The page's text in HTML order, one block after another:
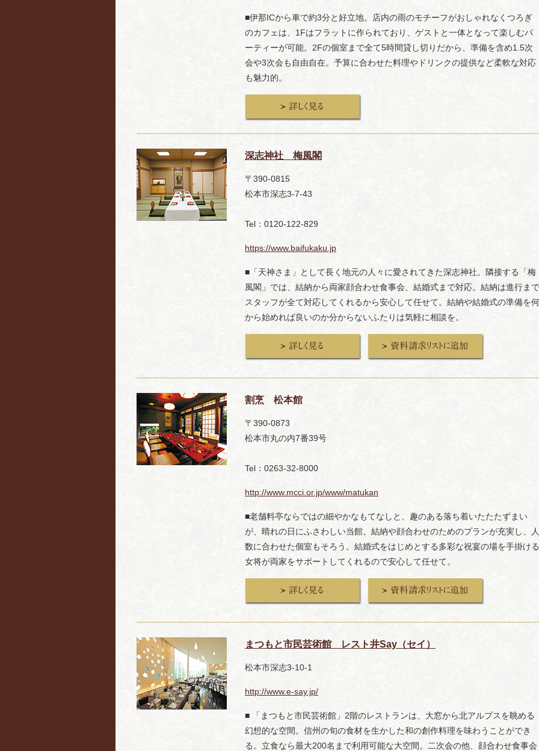
■伊那ICから車で約3分と好立地。店内の雨のモチーフがおしゃれなくつろぎ
のカフェは、1Fはフラットに作られており、ゲストと一体となって楽しむパ
ーティーが可能。2Fの個室まで全て5時間貸し切りだから、準備を含め1.5次
会や3次会も自由自在。予算に合わせた料理やドリンクの提供など柔軟な対応
も魅力的。
深志神社 梅風閣
〒390-0815
松本市深志3-7-43
Tel：0120-122-829
https://www.baifukaku.jp
■「天神さま」として長く地元の人々に愛されてきた深志神社。隣接する「梅
風閣」では、結納から両家顔合わせ食事会、結婚式まで対応。結納は進行まで
スタッフが全て対応してくれるから安心して任せて。結納や結婚式の準備を何
から始めれば良いのか分からないふたりは気軽に相談を。
割烹 松本館
〒390-0873
松本市丸の内7番39号
Tel：0263-32-8000
http://www.mcci.or.jp/www/matukan
■老舗料亭ならではの細やかなもてなしと、趣のある落ち着いたたたずまい
が、晴れの日にふさわしい当館。結納や顔合わせのためのプランが充実し、人
数に合わせた個室もそろう。結婚式をはじめとする多彩な祝宴の場を手掛ける
女将が両家をサポートしてくれるので安心して任せて。
まつもと市民芸術館 レスト井Say（セイ）
松本市深志3-10-1
http://www.e-say.jp/
■ 「まつもと市民芸術館」2階のレストランは、大窓から北アルプスを眺める
幻想的な空間。信州の旬の食材を生かした和の創作料理を味わうことができ
る。立食なら最大200名まで利用可能な大空間。二次会の他、顔合わせ食事会